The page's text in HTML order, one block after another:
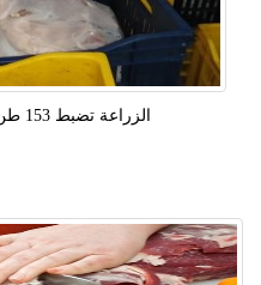
الزراعة تضبط 153 طن لحوم ودواجن وأسماك